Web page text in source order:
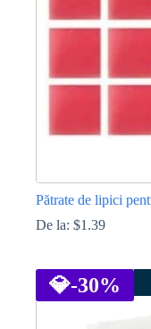
pagina
Pătrate de lipici
De la: $1.39
are
mai
💎-30%